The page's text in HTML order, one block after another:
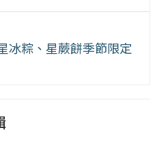
冰粽、星蕨餅季節限定